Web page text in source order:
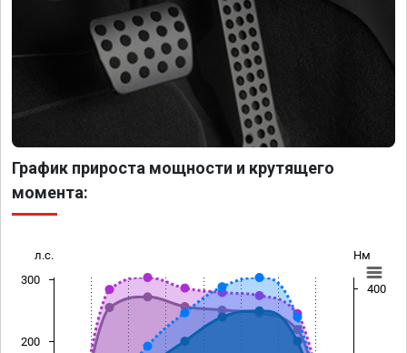
График прироста мощности и крутящего
момента:
л.с. Нм
200
300
400